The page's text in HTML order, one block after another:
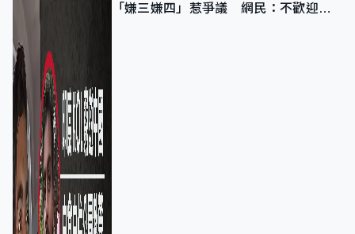
「嫌三嫌四」惹爭議 網民：不歡迎劣